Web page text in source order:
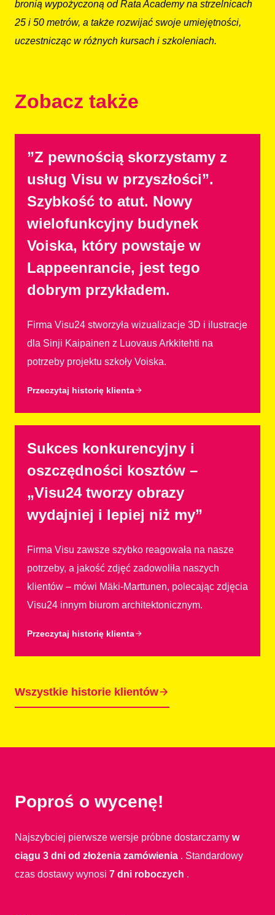
bronią wypożyczoną od Rata Academy na strzelnicach
25 i 50 metrów, a także rozwijać swoje umiejętności,
uczestnicząc w różnych kursach i szkoleniach.
Zobacz także
”Z pewnością skorzystamy z
usług Visu w przyszłości”.
Szybkość to atut. Nowy
wielofunkcyjny budynek
Voiska, który powstaje w
Lappeenrancie, jest tego
dobrym przykładem.
Firma Visu24 stworzyła wizualizacje 3D i ilustracje
dla Sinji Kaipainen z Luovaus Arkkitehti na
potrzeby projektu szkoły Voiska.
Przeczytaj historię klienta
Sukces konkurencyjny i
oszczędności kosztów –
„Visu24 tworzy obrazy
wydajniej i lepiej niż my”
Firma Visu zawsze szybko reagowała na nasze
potrzeby, a jakość zdjęć zadowoliła naszych
klientów – mówi Mäki-Marttunen, polecając zdjęcia
Visu24 innym biurom architektonicznym.
Przeczytaj historię klienta
Wszystkie historie klientów
Poproś o wycenę!
Najszybciej pierwsze wersje próbne dostarczamy w
ciągu 3 dni od złożenia zamówienia . Standardowy
czas dostawy wynosi 7 dni roboczych .